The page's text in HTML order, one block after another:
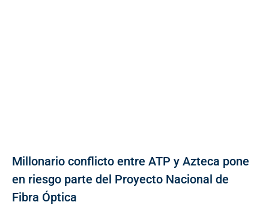
Millonario conflicto entre ATP y Azteca pone
en riesgo parte del Proyecto Nacional de
Fibra Óptica